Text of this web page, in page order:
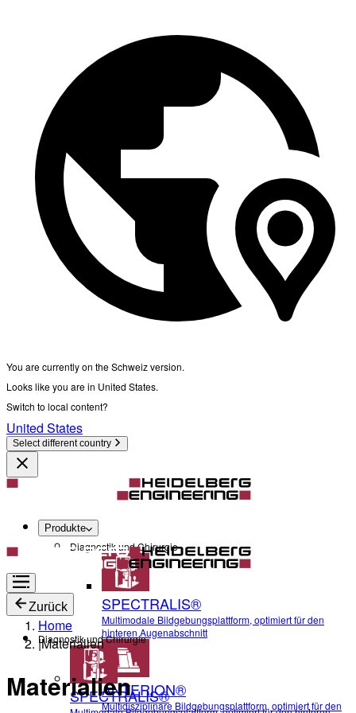
You are currently on the Schweiz version.
Looks like you are in United States.
Switch to local content?
United States
Select different country
Produkte
Diagnostik und Chirurgie
SPECTRALIS®
Multimodale Bildgebungsplattform, optimiert für den
hinteren Augenabschnitt
ANTERION®
Multidisziplinäre Bildgebungsplattform, optimiert für den
Zurück
Diagnostik und Chirurgie
SPECTRALIS®
Home
|Materialien
Materialien